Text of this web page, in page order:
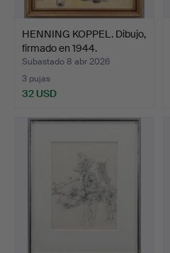
HENNING KOPPEL. Dibujo,
firmado en 1944.
Subastado 8 abr 2026
3 pujas
32 USD